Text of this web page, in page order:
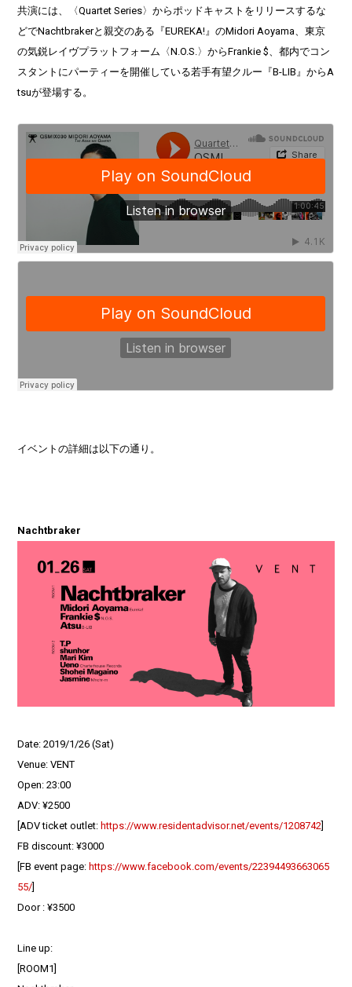
共演には、〈Quartet Series〉からポッドキャストをリリースするな
どでNachtbrakerと親交のある『EUREKA!』のMidori Aoyama、東京
の気鋭レイヴプラットフォーム〈N.O.S.〉からFrankie $、都内でコン
スタントにパーティーを開催している若手有望クルー『B-LIB』からA
tsuが登場する。
イベントの詳細は以下の通り。
Nachtbraker
Date: 2019/1/26 (Sat)
Venue: VENT
Open: 23:00
ADV: ¥2500
[ADV ticket outlet: https://www.residentadvisor.net/events/1208742
FB discount: ¥3000
[FB event page: https://www.facebook.com/events/22394493663065
55/
Door : ¥3500
Line up:
[ROOM1]